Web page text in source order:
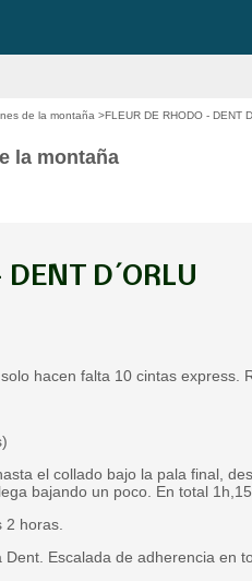
de la montaña >FLEUR DE RHODO - DENT
la montaña
D´ORLU
hacen falta 10 cintas express.
el collado bajo la pala final,
bajando un poco. En total
2 horas.
Escalada de adherencia en